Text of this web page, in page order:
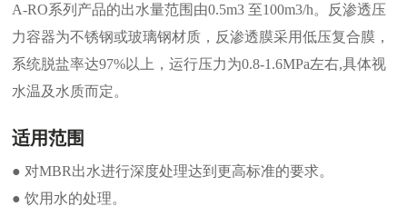
A-RO系列产品的出水量范围由0.5m3 至100m3/h。反渗透压
力容器为不锈钢或玻璃钢材质，反渗透膜采用低压复合膜，
系统脱盐率达97%以上，运行压力为0.8-1.6MPa左右,具体视
水温及水质而定。
适用范围
● 对MBR出水进行深度处理达到更高标准的要求。
● 饮用水的处理。